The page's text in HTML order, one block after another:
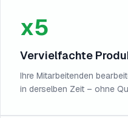
x5
Vervielfachte
Ihre Mitarbeitenden
in derselben Zeit – ohne